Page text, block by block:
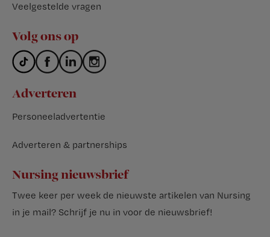
Veelgestelde vragen
Volg ons op
Adverteren
Personeeladvertentie
Adverteren & partnerships
Nursing nieuwsbrief
Twee keer per week de nieuwste artikelen van Nursing
in je mail? Schrijf je nu in voor de nieuwsbrief!